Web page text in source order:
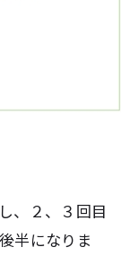
、２、３回目
半になりま